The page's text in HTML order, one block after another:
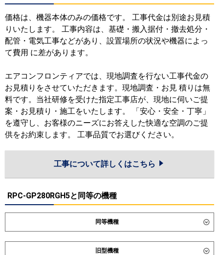
価格は、機器本体のみの価格です。 工事代金は別途お見積
りいたします。 工事内容は、基礎・搬入据付・撤去処分・
配管・電気工事などがあり、設置場所の状況や機器によっ
て費用 に差があります。
エアコンフロンティアでは、現地調査を行ない工事代金の
お見積りをさせていただきます。現地調査・お見 積りは無
料です。当社研修を受けた指定工事店が、現地に伺いご提
案・お見積り・施工をいたします。 「安心・安全・丁寧」
を遵守し、お客様のニーズにお答えした快適な空調のご提
供をお約束します。 工事品質でお選びください。
工事について詳しくはこちら
RPC-GP280RGH5と同等の機種
同等機種
ダイキン SSRH280D
旧型機種